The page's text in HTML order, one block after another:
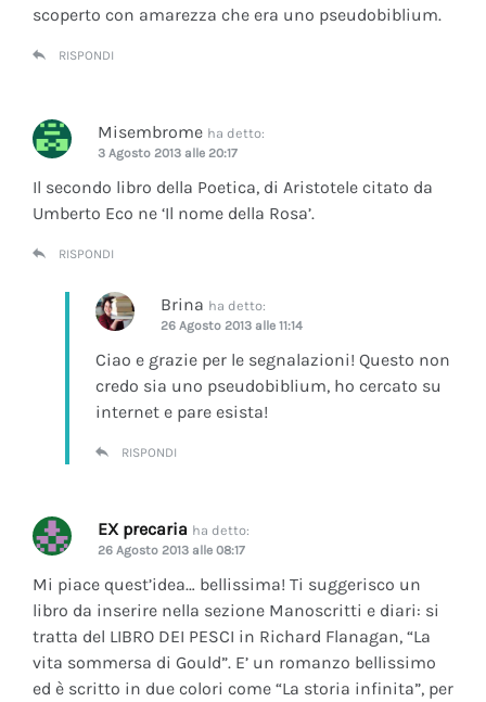
scoperto con amarezza che era uno pseudobiblium.
RISPONDI
Misembrome ha detto:
3 Agosto 2013 alle 20:17
Il secondo libro della Poetica, di Aristotele citato da
Umberto Eco ne ‘Il nome della Rosa’.
RISPONDI
Brina ha detto:
26 Agosto 2013 alle 11:14
Ciao e grazie per le segnalazioni! Questo non
credo sia uno pseudobiblium, ho cercato su
internet e pare esista!
RISPONDI
EX precaria ha detto:
26 Agosto 2013 alle 08:17
Mi piace quest’idea… bellissima! Ti suggerisco un
libro da inserire nella sezione Manoscritti e diari: si
tratta del LIBRO DEI PESCI in Richard Flanagan, “La
vita sommersa di Gould”. E’ un romanzo bellissimo
ed è scritto in due colori come “La storia infinita”, per